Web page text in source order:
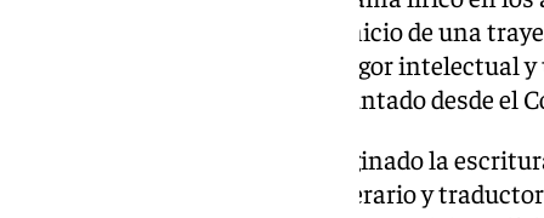
importante, ‘Canon’, marcó el inicio de una
la experimentación formal, el rigor intelectual
múltiples tradiciones», han apuntado desde el
«En su larga carrera, ha compaginado la
como filólogo clásico, crítico literario y